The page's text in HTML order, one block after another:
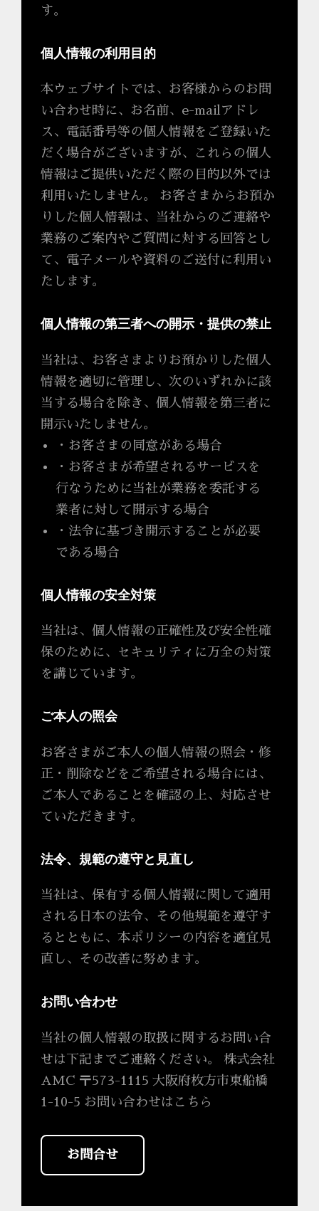
す。
個人情報の利用目的
本ウェブサイトでは、お客様からのお問
い合わせ時に、お名前、e-mailアドレ
ス、電話番号等の個人情報をご登録いた
だく場合がございますが、これらの個人
情報はご提供いただく際の目的以外では
利用いたしません。 お客さまからお預か
りした個人情報は、当社からのご連絡や
業務のご案内やご質問に対する回答とし
て、電子メールや資料のご送付に利用い
たします。
個人情報の第三者への開示・提供の禁止
当社は、お客さまよりお預かりした個人
情報を適切に管理し、次のいずれかに該
当する場合を除き、個人情報を第三者に
開示いたしません。
・お客さまの同意がある場合
・お客さまが希望されるサービスを
行なうために当社が業務を委託する
業者に対して開示する場合
・法令に基づき開示することが必要
である場合
個人情報の安全対策
当社は、個人情報の正確性及び安全性確
保のために、セキュリティに万全の対策
を講じています。
ご本人の照会
お客さまがご本人の個人情報の照会・修
正・削除などをご希望される場合には、
ご本人であることを確認の上、対応させ
ていただきます。
法令、規範の遵守と見直し
当社は、保有する個人情報に関して適用
される日本の法令、その他規範を遵守す
るとともに、本ポリシーの内容を適宜見
直し、その改善に努めます。
お問い合わせ
当社の個人情報の取扱に関するお問い合
せは下記までご連絡ください。 株式会社
AMC 〒573-1115 大阪府枚方市東船橋
1-10-5 お問い合わせはこちら
お問合せ